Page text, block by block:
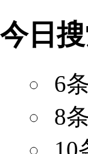
今日
6条
8条